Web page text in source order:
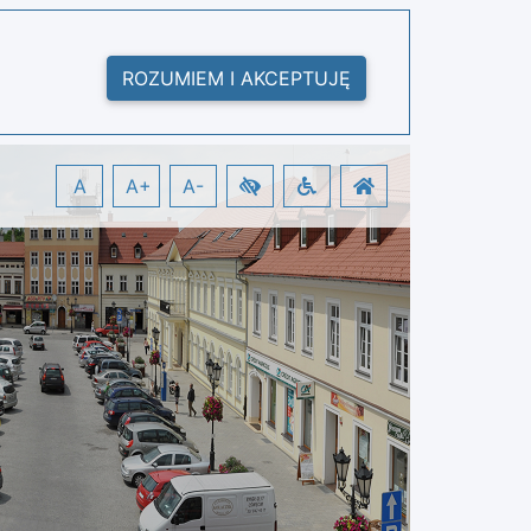
ROZUMIEM I AKCEPTUJĘ
A A+ A-